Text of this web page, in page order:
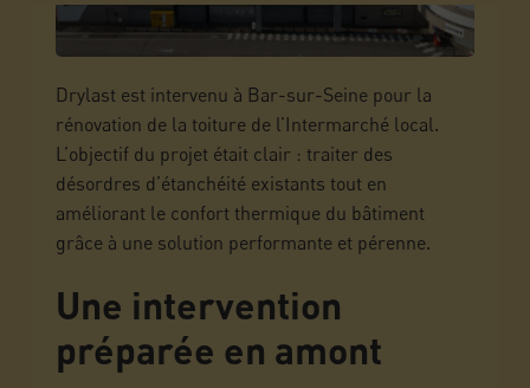
Drylast est intervenu à Bar-sur-Seine pour la
rénovation de la toiture de l’Intermarché local.
L’objectif du projet était clair : traiter des
désordres d’étanchéité existants tout en
améliorant le confort thermique du bâtiment
grâce à une solution performante et pérenne.
Une intervention
préparée en amont